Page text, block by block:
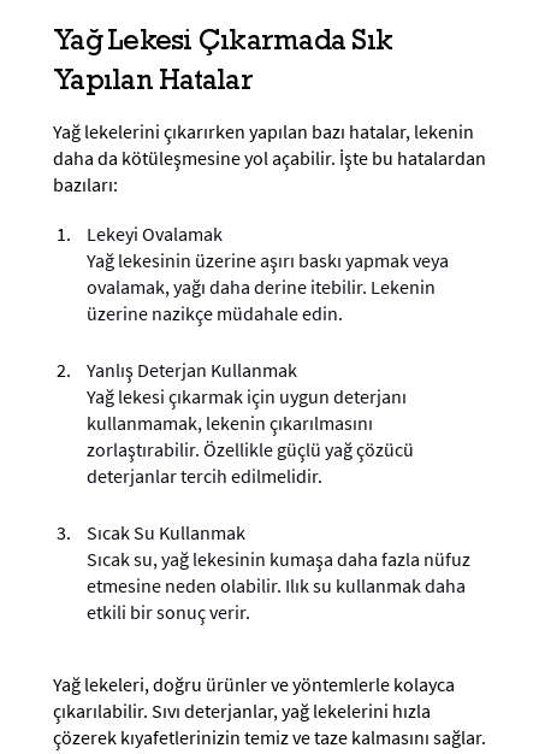
Yağ Lekesi Çıkarmada Sık
Yapılan Hatalar
Yağ lekelerini çıkarırken yapılan bazı hatalar, lekenin
daha da kötüleşmesine yol açabilir. İşte bu hatalardan
bazıları:
Lekeyi Ovalamak
Yağ lekesinin üzerine aşırı baskı yapmak veya
ovalamak, yağı daha derine itebilir. Lekenin
üzerine nazikçe müdahale edin.
Yanlış Deterjan Kullanmak
Yağ lekesi çıkarmak için uygun deterjanı
kullanmamak, lekenin çıkarılmasını
zorlaştırabilir. Özellikle güçlü yağ çözücü
deterjanlar tercih edilmelidir.
Sıcak Su Kullanmak
Sıcak su, yağ lekesinin kumaşa daha fazla nüfuz
etmesine neden olabilir. Ilık su kullanmak daha
etkili bir sonuç verir.
Yağ lekeleri, doğru ürünler ve yöntemlerle kolayca
çıkarılabilir. Sıvı deterjanlar, yağ lekelerini hızla
çözerek kıyafetlerinizin temiz ve taze kalmasını sağlar.